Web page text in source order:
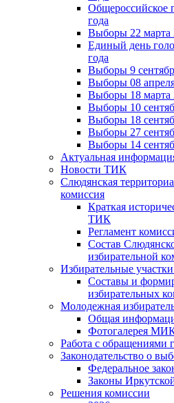
Общероссийское
года
Выборы 22 марта
Единый день
года
Выборы 9
Выборы 08
Выборы 18 марта
Выборы 10
Выборы 18
Выборы 27
Выборы 14
Актуальная
Новости ТИК
Слюдянская
комиссия
Краткая
ТИК
Регламент
Состав
избирательной
Избирательные
Составы и
избирательных
Молодежная
Общая
Фотогалерея
Работа с обращениями
Законодательство о
Федеральное
Законы
Решения комиссии